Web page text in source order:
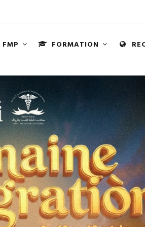
FMP FORMATION